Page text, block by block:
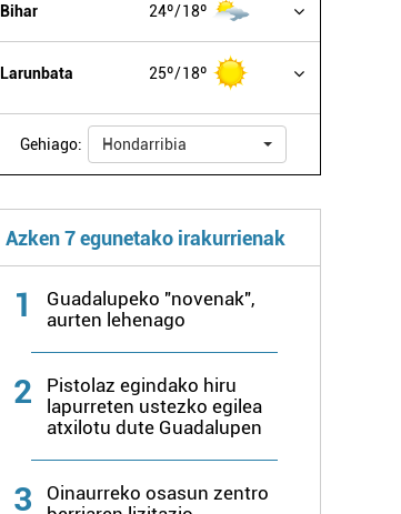
Bihar 24º 18º
Larunbata 25º 18º
Gehiago: Hondarribia
Azken 7 egunetako irakurrienak
1
Guadalupeko "novenak",
aurten lehenago
2
Pistolaz egindako hiru
lapurreten ustezko egilea
atxilotu dute Guadalupen
3
Oinaurreko osasun zentro